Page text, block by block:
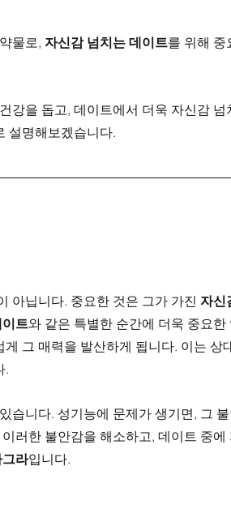
물로, 자신감 넘치는 데이트를 위해 중
강을 돕고, 데이트에서 더욱 자신감 넘
설명해보겠습니다.
아닙니다. 중요한 것은 그가 가진 자신
트와 같은 특별한 순간에 더욱 중요
그 매력을 발산하게 됩니다. 이는 상
.
습니다. 성기능에 문제가 생기면, 그
러한 불안감을 해소하고, 데이트 중에
라입니다.